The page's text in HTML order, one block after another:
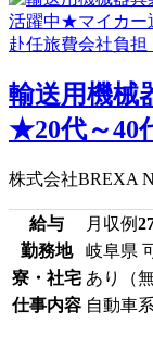
輸送用機械
★20代～40
株式会社BREXA
給与 月収例
勤務地
岐阜県
寮・社宅 あり（無
仕事内容 自動車